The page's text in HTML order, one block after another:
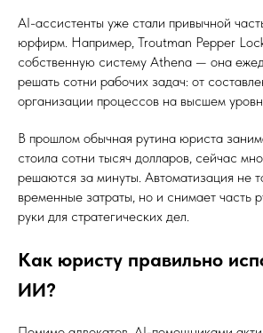
AI-ассистенты уже стали привычной
юрфирм. Например, Troutman Pepper
собственную систему Athena — она
решать сотни рабочих задач: от
организации процессов на высшем
В прошлом обычная рутина юриста
стоила сотни тысяч долларов, сейчас
решаются за минуты. Автоматизация не
временные затраты, но и снимает часть
руки для стратегических дел.
Как юристу правильно
ИИ?